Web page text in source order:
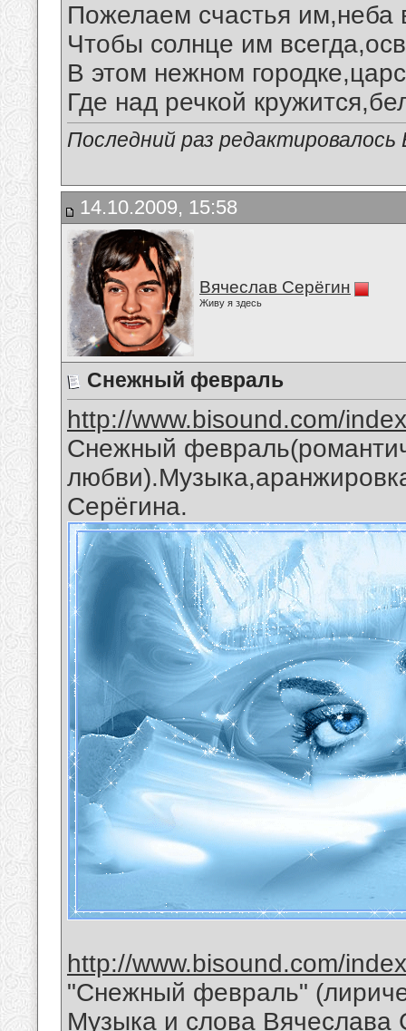
Пожелаем счастья им,неба
Чтобы солнце им
В этом нежном
Где над речкой
Последний раз
14.10.2009, 15:58
Вячеслав Серёгин
Живу я здесь
Снежный февраль
http://www.bisound.com/
Снежный
Серёгина.
http://www.bisound.com/
"Снежный февраль"
Музыка и слова Вячеслава